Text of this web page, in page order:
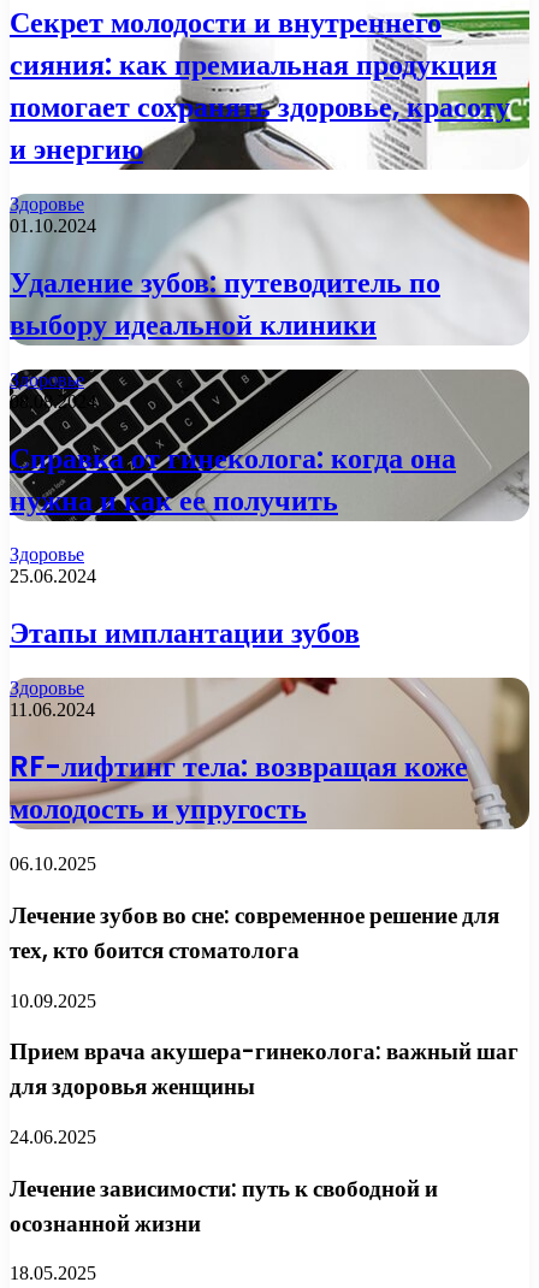
Секрет молодости и внутреннего
сияния: как премиальная продукция
помогает сохранять здоровье, красоту
и энергию
Здоровье
01.10.2024
Удаление зубов: путеводитель по
выбору идеальной клиники
Здоровье
08.08.2024
Справка от гинеколога: когда она
нужна и как ее получить
Здоровье
25.06.2024
Этапы имплантации зубов
Здоровье
11.06.2024
RF-лифтинг тела: возвращая коже
молодость и упругость
06.10.2025
Лечение зубов во сне: современное решение для
тех, кто боится стоматолога
10.09.2025
Прием врача акушера-гинеколога: важный шаг
для здоровья женщины
24.06.2025
Лечение зависимости: путь к свободной и
осознанной жизни
18.05.2025